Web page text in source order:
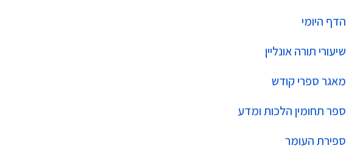
הדף היומי
שיעורי תורה אונליין
מאגר ספרי קודש
ספר תחומין הלכות ומדע
ספירת העומר